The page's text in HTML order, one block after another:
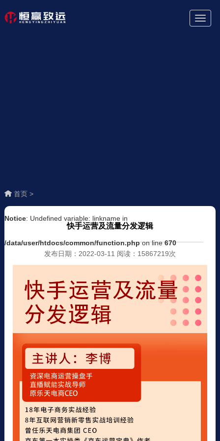
首页 >
Notice: Undefined variable: linkname in
/data/user/htdocs/common/function.phpon line670
快手运营及流量分发逻辑
发布日期：2022-03-11 阅读：15867219次